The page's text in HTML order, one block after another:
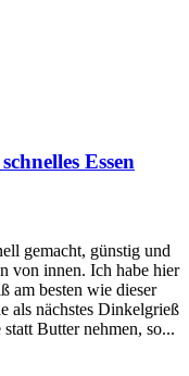
Essen
gemacht, günstig und
von innen. Ich habe hier
am besten wie dieser
nächstes Dinkelgrieß
Butter nehmen, so...